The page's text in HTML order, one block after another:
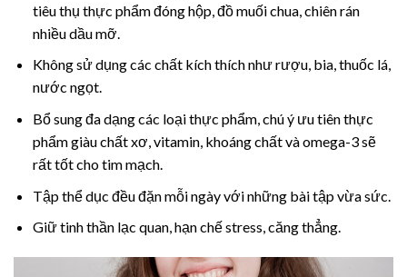
tiêu thụ thực phẩm đóng hộp, đồ muối chua, chiên rán
nhiều dầu mỡ.
Không sử dụng các chất kích thích như rượu, bia, thuốc lá,
nước ngọt.
Bổ sung đa dạng các loại thực phẩm, chú ý ưu tiên thực
phẩm giàu chất xơ, vitamin, khoáng chất và omega-3 sẽ
rất tốt cho tim mạch.
Tập thể dục đều đặn mỗi ngày với những bài tập vừa sức.
Giữ tinh thần lạc quan, hạn chế stress, căng thẳng.